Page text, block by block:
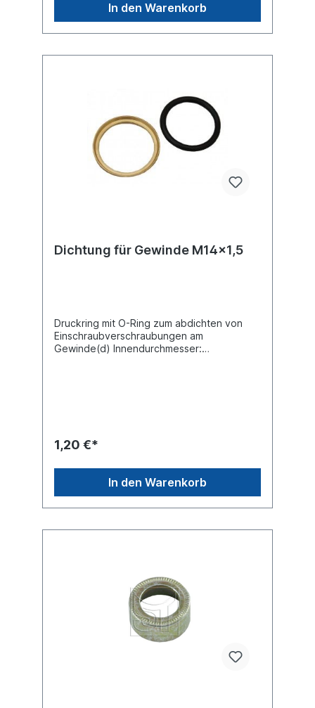
In den Warenkorb
Dichtung für Gewinde M14x1,5
Druckring mit O-Ring zum abdichten von
Einschraubverschraubungen am
Gewinde(d) Innendurchmesser:
1,20 €*
In den Warenkorb